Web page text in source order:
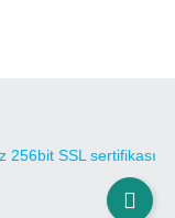
256bit SSL sertifikası